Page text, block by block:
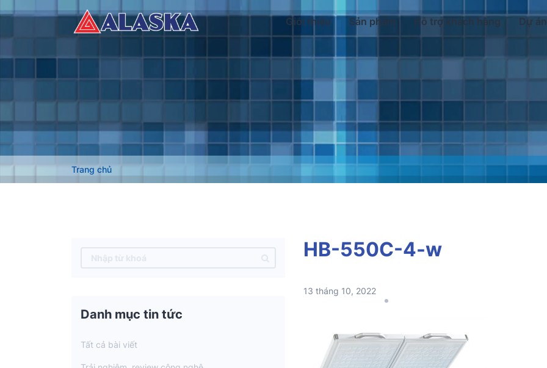
Giới thiệu Sản phẩm Hỗ trợ khách hàng Dự án
Trang chủ
Danh mục tin tức
Tất cả bài viết
HB-550C-4-w
13 tháng 10, 2022